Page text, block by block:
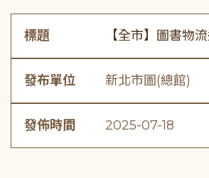
標題 【全市】圖書物
發布單位 新北市圖(總館)
發佈時間 2025-07-18